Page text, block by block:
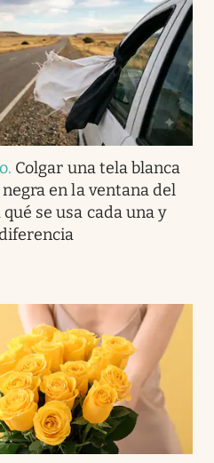
. Colgar una tela blanca
en la ventana del
se usa cada una y